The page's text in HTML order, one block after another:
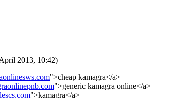
2013, 10:42)
">cheap kamagra</a>
">generic kamagra online</a>
">kamagra</a>